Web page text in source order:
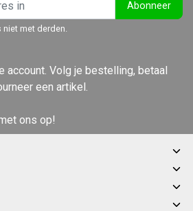
Abonneer
met derden.
account. Volg je bestelling, betaal
een artikel.
ons op!